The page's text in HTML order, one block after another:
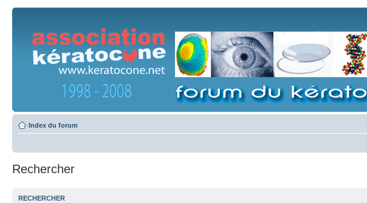
Index du forum
Rechercher
RECHERCHER